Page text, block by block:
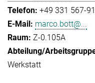
+49 331 567-
marco.bott@...
Z-0.105A
Werkstatt